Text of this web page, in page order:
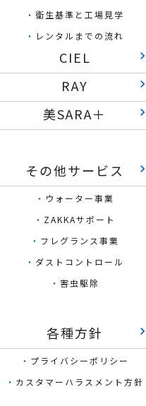
・ 衛生基準と工場見学
・ レンタルまでの流れ
CIEL keyboard_arrow_right
RAY keyboard_arrow_right
美SARA＋ keyboard_arrow_right
その他サービス keyboard_arrow_right
・ ウォーター事業
・ ZAKKAサポート
・ フレグランス事業
・ ダストコントロール
・ 害虫駆除
各種方針 keyboard_arrow_right
・ プライバシーポリシー
・ カスタマーハラスメント方針